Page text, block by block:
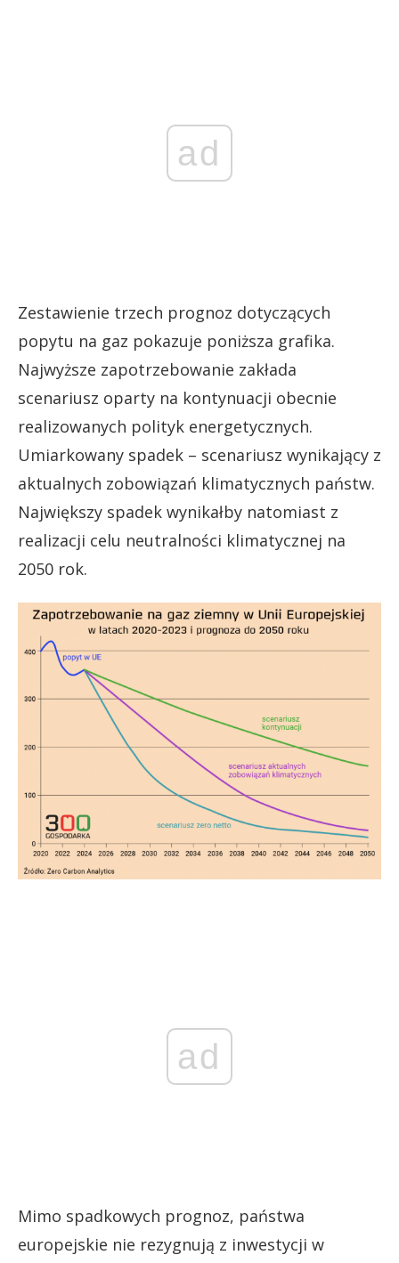
ad
Zestawienie trzech prognoz dotyczących
popytu na gaz pokazuje poniższa grafika.
Najwyższe zapotrzebowanie zakłada
scenariusz oparty na kontynuacji obecnie
realizowanych polityk energetycznych.
Umiarkowany spadek – scenariusz wynikający z
aktualnych zobowiązań klimatycznych państw.
Największy spadek wynikałby natomiast z
realizacji celu neutralności klimatycznej na
2050 rok.
ad
Mimo spadkowych prognoz, państwa
europejskie nie rezygnują z inwestycji w